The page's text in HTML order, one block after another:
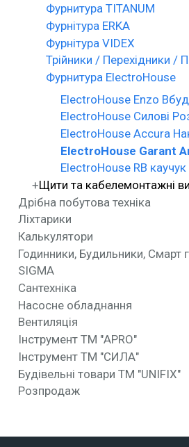
Фурнитура TITANUM
Фурнітура ERKA
Фурнітура VIDEX
Трійники / Перехідники /
Фурнитура ElectroHouse
ElectroHouse Enzo
ElectroHouse Силові
ElectroHouse Accura
ElectroHouse Garant
ElectroHouse RB каучук
Щити та кабелемонтажні
Дрібна побутова техніка
Ліхтарики
Калькулятори
Годинники, Будильники, Смарт
SIGMA
Сантехніка
Насосне обладнання
Вентиляція
Інструмент ТМ "APRO"
Інструмент ТМ "СИЛА"
Будівельні товари ТМ "UNIFIX"
Розпродаж